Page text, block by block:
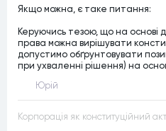
Якщо можна, є таке питання:
Керуючись тезою, що на основі
права можна вирішувати
допустимо обґрунтовувати
при ухваленні рішення) на
Юрій
Корпорація як конституційний